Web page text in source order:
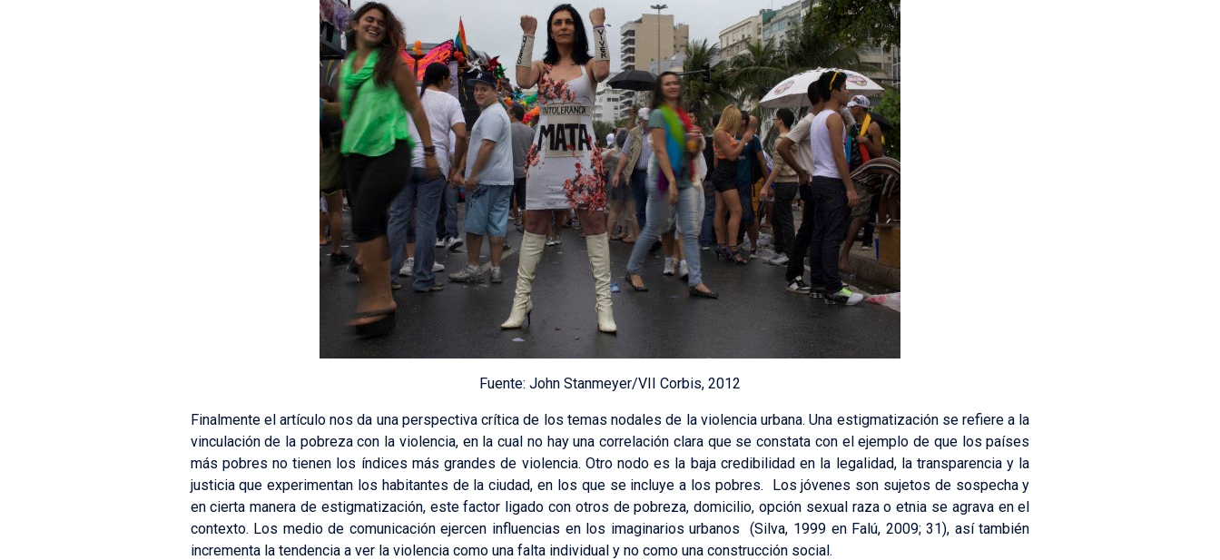
Fuente: John Stanmeyer/VII Corbis, 2012
Finalmente el artículo nos da una perspectiva crítica de los temas nodales de la violencia urbana. Una estigmatización se refiere a la
vinculación de la pobreza con la violencia, en la cual no hay una correlación clara que se constata con el ejemplo de que los países
más pobres no tienen los índices más grandes de violencia. Otro nodo es la baja credibilidad en la legalidad, la transparencia y la
justicia que experimentan los habitantes de la ciudad, en los que se incluye a los pobres. Los jóvenes son sujetos de sospecha y
en cierta manera de estigmatización, este factor ligado con otros de pobreza, domicilio, opción sexual raza o etnia se agrava en el
contexto. Los medio de comunicación ejercen influencias en los imaginarios urbanos (Silva, 1999 en Falú, 2009; 31), así también
incrementa la tendencia a ver la violencia como una falta individual y no como una construcción social.